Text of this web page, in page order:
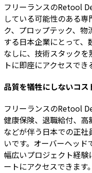
フリーランスのRetool
している可能性のある
ク、プロップテック、物
する日本企業にとって
なしに、技術スタック
トに即座にアクセスでき
品質を犠牲にしないコス
フリーランスのRetool
健康保険、退職給付、高
などが伴う日本での正
いです。オーバーヘッド
幅広いプロジェクト経
ートにアクセスできます。